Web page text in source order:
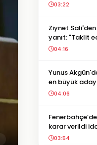
03:22
Ziynet
yanıt: "Taklit
04:16
Yunus
en büyük
04:06
karar verildi
03:54